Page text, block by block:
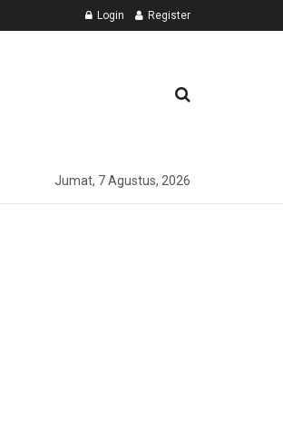
Login Register
Jumat, 7 Agustus, 2026